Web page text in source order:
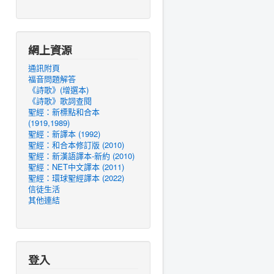
網上資源
通訊附頁
福音問題解答
《詩歌》(增選本)
《詩歌》歌詞查閱
聖經：新標點和合本
(1919,1989)
聖經：新譯本 (1992)
聖經：和合本修訂版 (2010)
聖經：新漢語譯本-新約 (2010)
聖經：NET中文譯本 (2011)
聖經：環球聖經譯本 (2022)
信徒生活
其他連結
登入